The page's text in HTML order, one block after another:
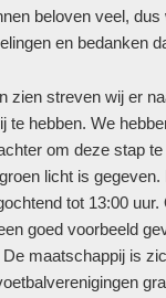
beloven veel,
en bedanken
zien streven wij er
te hebben. We
om deze stap
licht is
tot 13:00
goed voorbeeld
maatschappij is